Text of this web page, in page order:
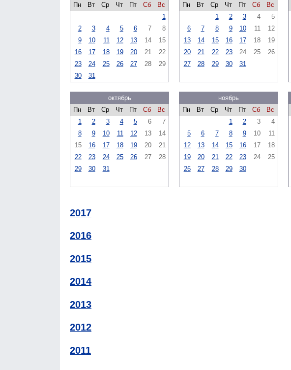
Пн
Вт Ср Чт Пт Сб
Вс
1
2
3 4 5 6 7
8
9
10 11 12 13 14
15
16
17 18 19 20 21
22
23
24 25 26 27 28
29
30
31
Пн
Вт Ср Чт Пт Сб
Вс
1
2 3 4
5
6
7 8 9 10 11
12
13
14 15 16 17 18
19
20
21 22 23 24 25
26
27
28 29 30 31
октябрь
Пн
Вт Ср Чт Пт Сб
Вс
1
2 3 4 5 6
7
8
9 10 11 12 13
14
15
16 17 18 19 20
21
22
23 24 25 26 27
28
29
30 31
ноябрь
Пн
Вт Ср Чт Пт Сб
Вс
1
2 3
4
5
6 7 8 9 10
11
12
13 14 15 16 17
18
19
20 21 22 23 24
25
26
27 28 29 30
2017
2016
2015
2014
2013
2012
2011